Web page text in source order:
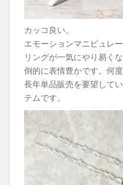
カッコ良い。
エモーションマニピュレ
リングが一気にやり易く
倒的に表情豊かです。何
長年単品販売を要望して
テムです。